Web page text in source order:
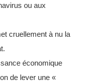
ou aux
cruellement à nu la
économique
de lever une «